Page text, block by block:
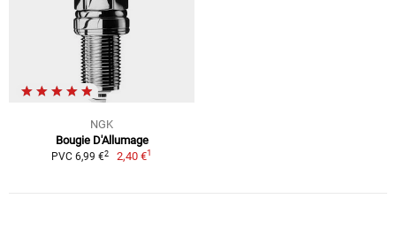
NGK
Bougie D'Allumage
PVC 6,99 €2 2,40 €1